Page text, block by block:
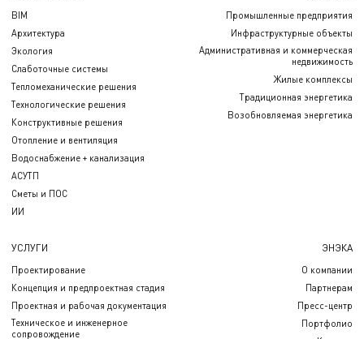
BIM
Архитектура
Экология
Слаботочные системы
Тепломеханические решения
Технологические решения
Конструктивные решения
Отопление и вентиляция
Водоснабжение + канализация
АСУТП
Сметы и ПОС
ИИ
Промышленные предприятия
Инфраструктурные объекты
Административная и коммерческая
недвижимость
Жилые комплексы
Традиционная энергетика
Возобновляемая энергетика
УСЛУГИ
Проектирование
Концепция и предпроектная стадия
Проектная и рабочая документация
Техническое и инженерное
сопровождение
ЭНЭКА
О компании
Партнерам
Пресс-центр
Портфолио